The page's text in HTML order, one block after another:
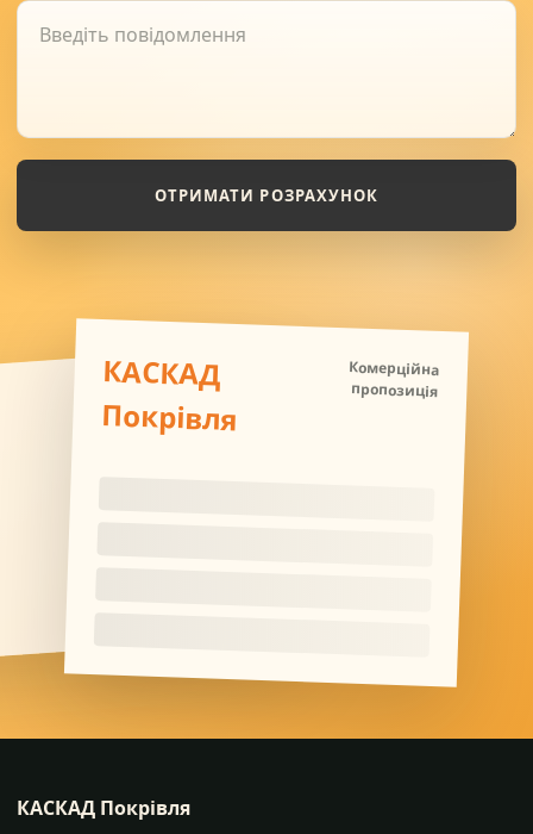
ОТРИМАТИ РОЗРАХУНОК
КАСКАД
Покрівля
Комерційна
пропозиція
КАСКАД Покрівля